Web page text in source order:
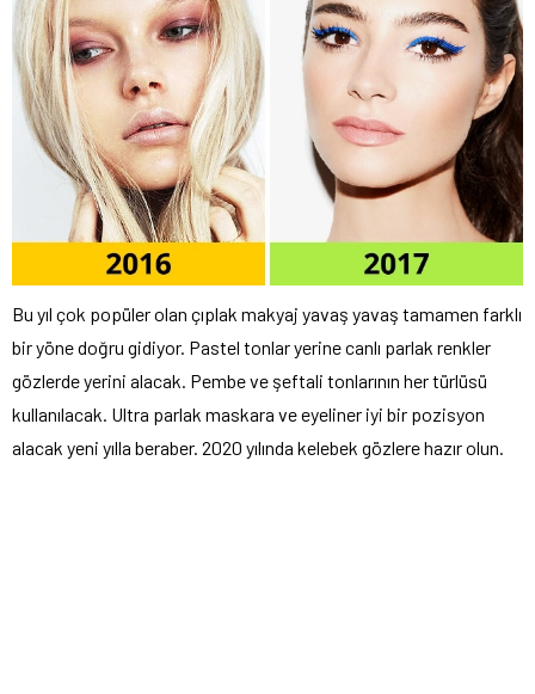
Bu yıl çok popüler olan çıplak makyaj yavaş yavaş tamamen farklı
bir yöne doğru gidiyor. Pastel tonlar yerine canlı parlak renkler
gözlerde yerini alacak. Pembe ve şeftali tonlarının her türlüsü
kullanılacak. Ultra parlak maskara ve eyeliner iyi bir pozisyon
alacak yeni yılla beraber. 2020 yılında kelebek gözlere hazır olun.